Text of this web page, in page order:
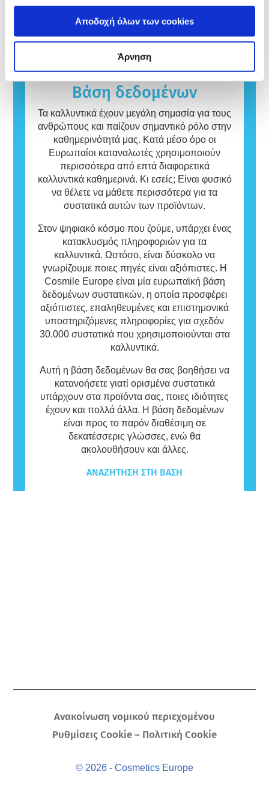
Αποδοχή όλων των cookies
Άρνηση
αυστηρά κριτήρια, είναι υποχρεωτικές για
όλες εταιρείες, και διεξάγονται από ειδικά
εκτενώς όλους τους πιθανούς κινδύνους,
συμπεριλαμβανομένης της πιθανής
ενδοκρινικής διαταραχής.
με σκοπό την αξιολόγηση της ασφάλειας των
συστατικών και των προϊόντων καλλυντικών.
αντίδραση. Αλλεργική αντίδραση μπορεί να
συμβεί όταν το ανοσοποιητικό σύστημα ενός
πλειοψηφία του πληθυσμού είναι αβλαβείς.
Μια ουσία που προκαλεί αλλεργική
αντίδραση ονομάζεται αλλεργιογόνο. Τα
καλλυντικά και τα προϊόντα προσωπικής
φροντίδας μπορεί να περιέχουν συστατικά
που ενδεχομένως να είναι αλλεργιογόνα για
ορισμένα άτομα.
Αυτό σημαίνει ότι το προϊόν είναι ασφαλές
για χρήση από άλλα άτομα.
διαβάστε περισσότερα
Βάση δεδομένων
Τα καλλυντικά έχουν μεγάλη σημασία για τους
ανθρώπους και παίζουν σημαντικό ρόλο στην
καθημερινότητά μας. Κατά μέσο όρο οι
Ευρωπαίοι καταναλωτές χρησιμοποιούν
περισσότερα από επτά διαφορετικά
καλλυντικά καθημερινά. Κι εσείς; Είναι φυσικό
να θέλετε να μάθετε περισσότερα για τα
συστατικά αυτών των προϊόντων.
Στον ψηφιακό κόσμο που ζούμε, υπάρχει ένας
κατακλυσμός πληροφοριών για τα
καλλυντικά. Ωστόσο, είναι δύσκολο να
γνωρίζουμε ποιες πηγές είναι αξιόπιστες. Η
Cosmile Europe είναι μία ευρωπαϊκή βάση
δεδομένων συστατικών, η οποία προσφέρει
αξιόπιστες, επαληθευμένες και επιστημονικά
υποστηριζόμενες πληροφορίες για σχεδόν
30.000 συστατικά που χρησιμοποιούνται στα
καλλυντικά.
Αυτή η βάση δεδομένων θα σας βοηθήσει να
κατανοήσετε γιατί ορισμένα συστατικά
υπάρχουν στα προϊόντα σας, ποιες ιδιότητες
έχουν και πολλά άλλα. Η βάση δεδομένων
είναι προς το παρόν διαθέσιμη σε
δεκατέσσερις γλώσσες, ενώ θα
ακολουθήσουν και άλλες.
ΑΝΑΖΉΤΗΣΗ ΣΤΗ ΒΆΣΗ
Ανακοίνωση νομικού περιεχομένου
Ρυθμίσεις Cookie – Πολιτική Cookie
© 2026 - Cosmetics Europe